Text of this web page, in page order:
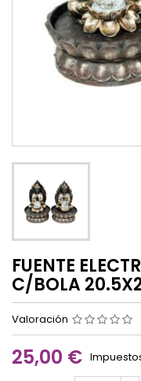
FUENTE
C/BOLA
Valoración
25,00 €